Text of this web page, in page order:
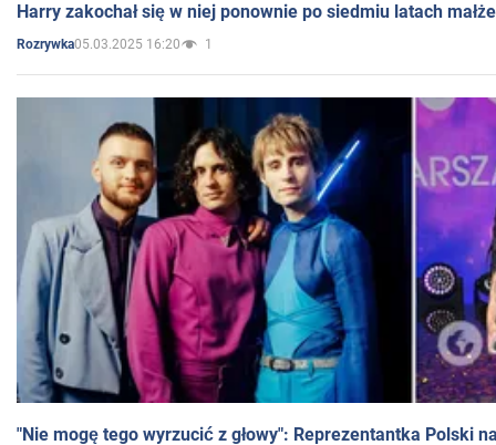
Harry zakochał się w niej ponownie po siedmiu latach
Rozrywka05.03.2025 16:20 1
"Nie mogę tego wyrzucić z głowy": Reprezentantka Polski